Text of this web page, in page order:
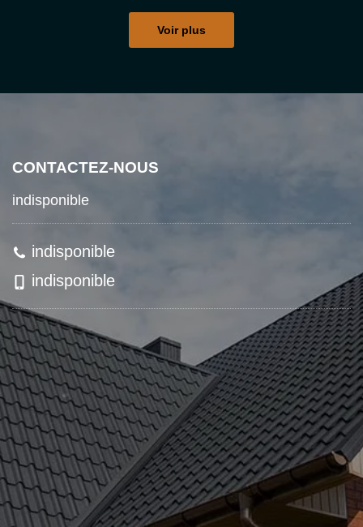
Voir plus
CONTACTEZ-NOUS
indisponible
indisponible
indisponible